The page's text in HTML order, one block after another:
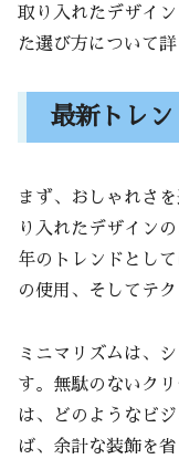
取り入れたデザイ
た選び方について詳
最新トレ
まず、おしゃれさ
り入れたデザイン
年のトレンドとし
の使用、そしてテ
ミニマリズムは、
す。無駄のないク
は、どのようなビ
ば、余計な装飾を